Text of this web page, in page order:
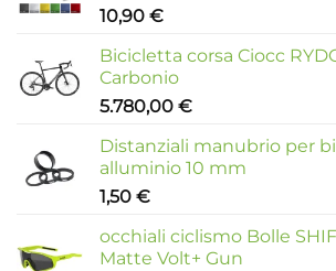
10,90 €
Bicicletta corsa Ciocc
Carbonio
5.780,00 €
Distanziali manubrio per
alluminio 10 mm
1,50 €
occhiali ciclismo Bolle
Matte Volt+ Gun